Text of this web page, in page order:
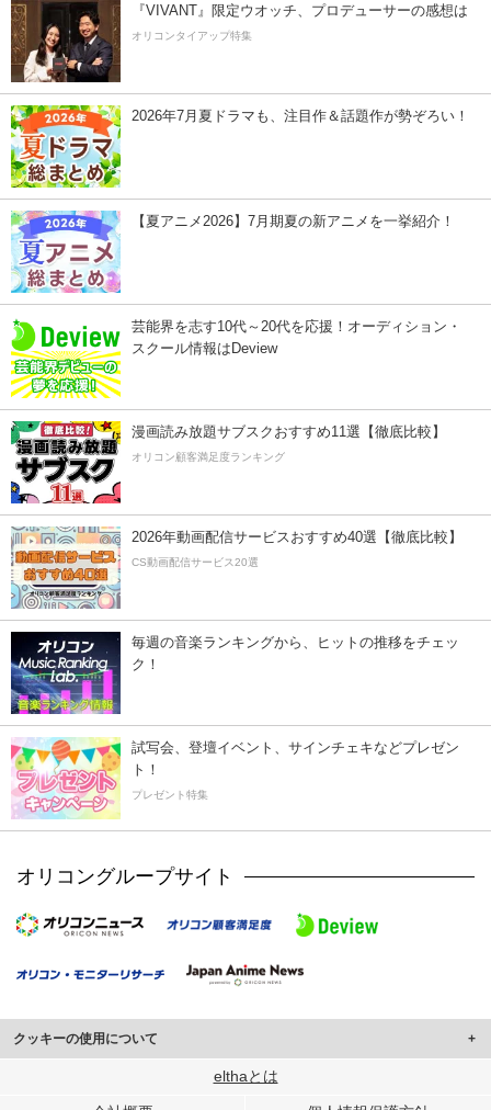
『VIVANT』限定ウオッチ、プロデューサーの感想は
オリコンタイアップ特集
2026年7月夏ドラマも、注目作＆話題作が勢ぞろい！
【夏アニメ2026】7月期夏の新アニメを一挙紹介！
芸能界を志す10代～20代を応援！オーディション・
スクール情報はDeview
漫画読み放題サブスクおすすめ11選【徹底比較】
オリコン顧客満足度ランキング
2026年動画配信サービスおすすめ40選【徹底比較】
CS動画配信サービス20選
毎週の音楽ランキングから、ヒットの推移をチェッ
ク！
試写会、登壇イベント、サインチェキなどプレゼン
ト！
プレゼント特集
オリコングループサイト
クッキーの使用について
このサイトでは Cookie を使用して、ユーザーに合わせたコンテンツや広告の
elthaとは